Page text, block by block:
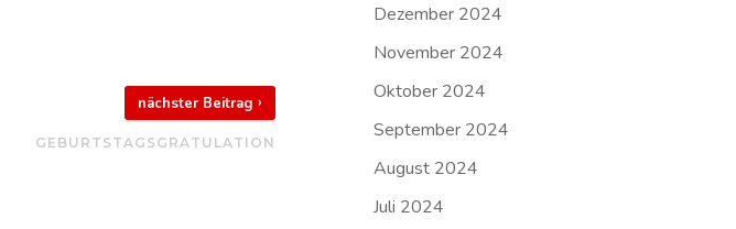
nächster Beitrag›
GEBURTSTAGSGRATULATION
Dezember 2024
November 2024
Oktober 2024
September 2024
August 2024
Juli 2024